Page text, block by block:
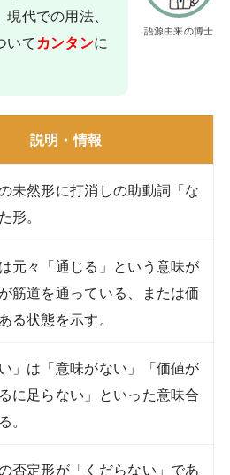
語源由来の博士
代での用法、
いてカンタンに
説明・情報
未然形に打消しの助動詞「な
形。
元々「通じる」という意味が
筋道を通っている、または価
る状態を示す。
」は「意味がない」「価値が
に足らない」といった意味合
。
否定形が「くだらない」であ